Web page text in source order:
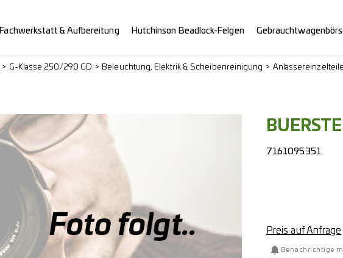
Fachwerkstatt & Aufbereitung Hutchinson Beadlock-Felgen
G-Klasse 250/290 GD Beleuchtung, Elektrik & Scheibenreinigung Anlassereinzelteile
7161095351
Preis auf Anfrage
Benachrichtige